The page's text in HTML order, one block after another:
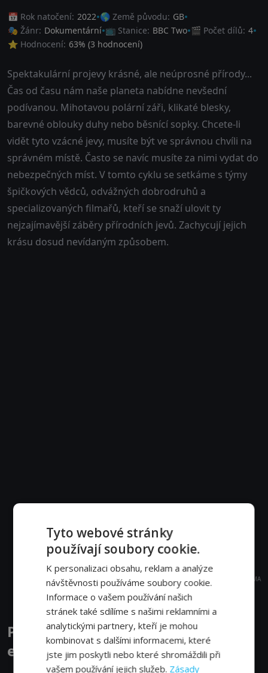
📅 Rok natočení: 2022 🌎 Země původu: GB
🎭 Žánr: Dokumentární 📺 Stanice: BBC Two 🎬 Počet dílů: 4
⭐ Hodnocení: 63% (3 hodnocení)
Spektakulární projevy krásné, ale neúprosné přírody...
Čas od času nám naše planeta nabídne nevšední
podívanou. Mihotavou polární záři, klikaté blesky,
barevné oblouky duhy nebo běsnící sopky. Chcete-li
vidět tyto vzácné jevy, musíte být ve správnou chvíli na
správném místě. Často se navíc musíte za nimi vydat do
nebezpečných míst. V tomto cyklu se setkáme s týmy
špičkových vědců, odvážných dobrodruhů a
specializovaných filmařů, kteří se snaží ulovit ty
nejzajímavější záběry přírodních jevů. Zachycují jejich
krásu dosud nevídaným způsobem.
REKLAMA
Pozoruhodná planeta Země
epizody
Tyto webové stránky
používají soubory cookie.
K personalizaci obsahu, reklam a analýze
návštěvnosti používáme soubory cookie.
Informace o vašem používání našich
stránek také sdílíme s našimi reklamními a
analytickými partnery, kteří je mohou
kombinovat s dalšími informacemi, které
jste jim poskytli nebo které shromáždili při
vašem používání jejich služeb. Zásady